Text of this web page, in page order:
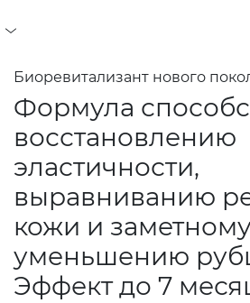
Биоревитализант нового
Формула
восстановлению
эластичности,
выравниванию
кожи и
уменьшению
Эффект до 7